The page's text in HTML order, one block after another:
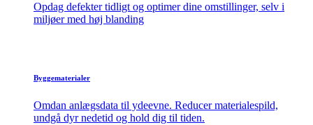
Opdag defekter tidligt og optimer dine omstillinger, selv i
miljøer med høj blanding
Byggematerialer
Omdan anlægsdata til ydeevne. Reducer materialespild,
undgå dyr nedetid og hold dig til tiden.